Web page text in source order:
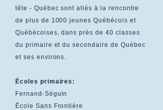
tête - Québec sont allés à la rencontre
de plus de 1000 jeunes Québécois et
Québécoises, dans près de 40 classes
du primaire et du secondaire de Québec
et ses environs.
Écoles primaires:
Fernand-Séguin
École Sans Frontière